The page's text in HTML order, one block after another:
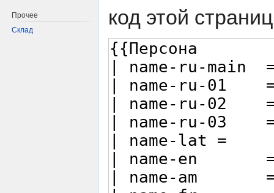
код этой
Прочее
Склад